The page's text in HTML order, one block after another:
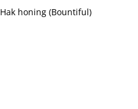
Hak honing (Bountiful)